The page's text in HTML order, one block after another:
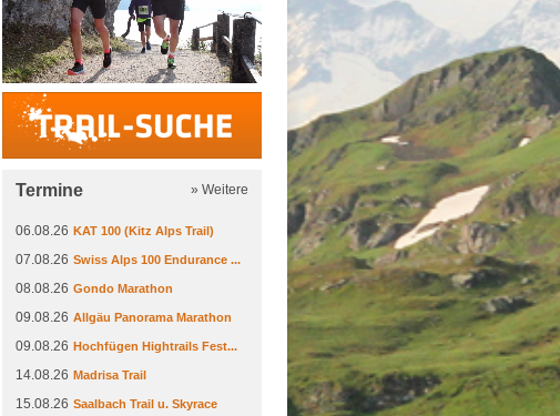
Termine » Weitere
06.08.26 KAT 100 (Kitz Alps Trail)
07.08.26 Swiss Alps 100 Endurance ...
08.08.26 Gondo Marathon
09.08.26 Allgäu Panorama Marathon
09.08.26 Hochfügen Hightrails Fest...
14.08.26 Madrisa Trail
15.08.26 Saalbach Trail u. Skyrace